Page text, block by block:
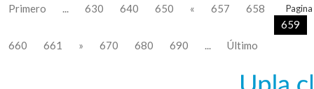
Pagina
Primero ... 630 640 650 « 657
658
659
660
661 » 670 680 690 ... Último